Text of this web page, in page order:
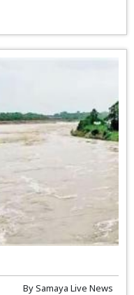
BySamaya Live News